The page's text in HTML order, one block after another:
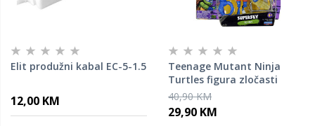
Elit produžni kabal EC-5-1.5
12,00 KM
Teenage Mutant Ninja
Turtles figura zločasti
dečki
40,90 KM
29,90 KM